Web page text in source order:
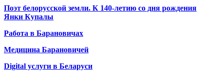
Поэт белорусской земли. К 140-летию со дня рождения
Янки Купалы
Работа в Барановичах
Медицина Барановичей
Digital услуги в Беларуси